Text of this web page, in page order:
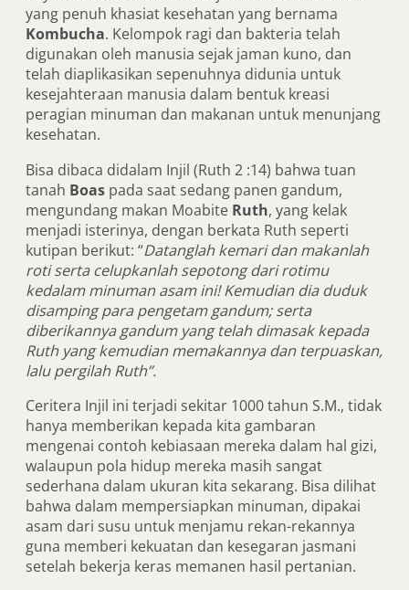
yang penuh khasiat kesehatan yang bernama
Kombucha. Kelompok ragi dan bakteria telah
digunakan oleh manusia sejak jaman kuno, dan
telah diaplikasikan sepenuhnya didunia untuk
kesejahteraan manusia dalam bentuk kreasi
peragian minuman dan makanan untuk menunjang
kesehatan.
Bisa dibaca didalam Injil (Ruth 2 :14) bahwa tuan
tanah Boas pada saat sedang panen gandum,
mengundang makan Moabite Ruth, yang kelak
menjadi isterinya, dengan berkata Ruth seperti
kutipan berikut: “Datanglah kemari dan makanlah
roti serta celupkanlah sepotong dari rotimu
kedalam minuman asam ini! Kemudian dia duduk
disamping para pengetam gandum; serta
diberikannya gandum yang telah dimasak kepada
Ruth yang kemudian memakannya dan terpuaskan,
lalu pergilah Ruth”.
Ceritera Injil ini terjadi sekitar 1000 tahun S.M., tidak
hanya memberikan kepada kita gambaran
mengenai contoh kebiasaan mereka dalam hal gizi,
walaupun pola hidup mereka masih sangat
sederhana dalam ukuran kita sekarang. Bisa dilihat
bahwa dalam mempersiapkan minuman, dipakai
asam dari susu untuk menjamu rekan-rekannya
guna memberi kekuatan dan kesegaran jasmani
setelah bekerja keras memanen hasil pertanian.